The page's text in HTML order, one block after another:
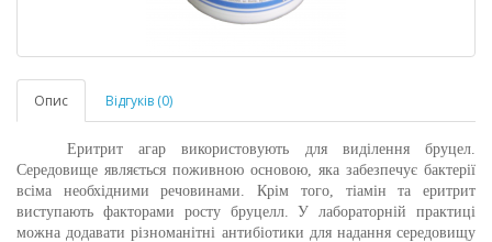
Опис Відгуків (0)
Еритрит агар використовують для виділення бруцел.
Середовище являється поживною основою, яка забезпечує бактерії
всіма необхідними речовинами. Крім того, тіамін та еритрит
виступають факторами росту бруцелл. У лабораторній практиці
можна додавати різноманітні антибіотики для надання середовищу